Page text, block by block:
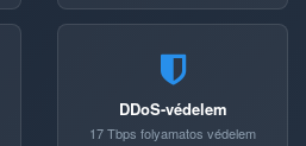
DDoS-védelem
17 Tbps folyamatos védelem